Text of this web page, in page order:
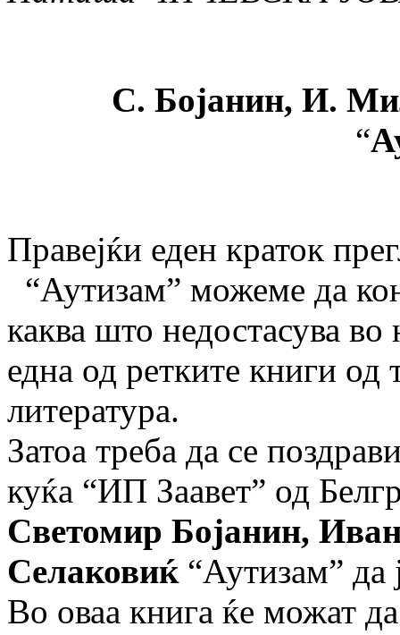
С. Бојанин, И.
“
Правејќи еден краток
“Аутизам” можеме да
каква што недостасува
една од ретките книги од
литература.
Затоа треба да се
куќа “ИП Заавет” од
Светомир Бојанин,
Селаковиќ “Аутизам” да
Во оваа книга ќе можат